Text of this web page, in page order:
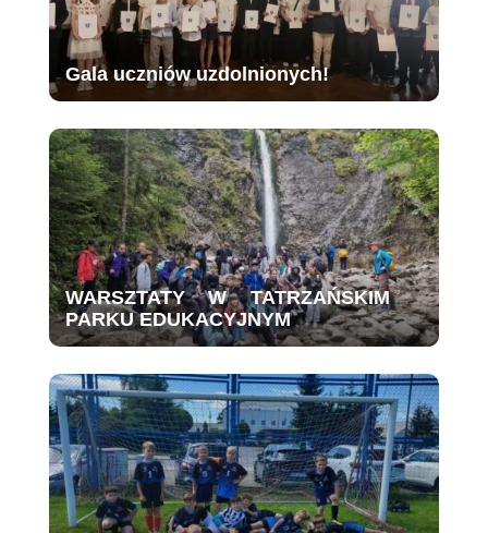
Gala uczniów uzdolnionych!
WARSZTATY W TATRZAŃSKIM
PARKU EDUKACYJNYM